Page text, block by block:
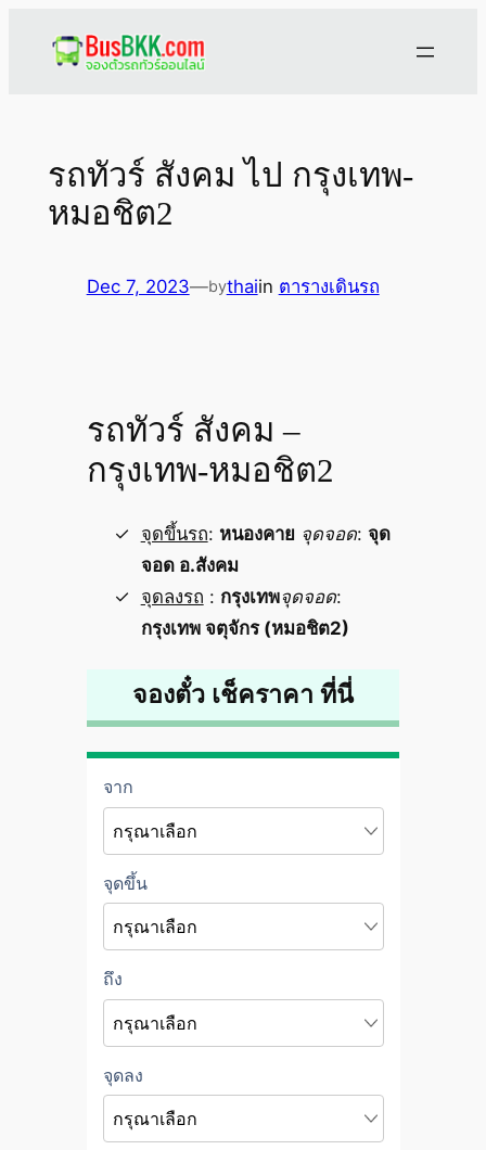
รถทัวร์ สังคม ไป กรุงเทพ-
หมอชิต2
Dec 7, 2023—bythaiin ตารางเดินรถ
รถทัวร์ สังคม –
กรุงเทพ-หมอชิต2
จุดขึ้นรถ: หนองคาย จุดจอด: จุด
จอด อ.สังคม
จุดลงรถ : กรุงเทพจุดจอด:
กรุงเทพ จตุจักร (หมอชิต2)
จองตั๋ว เช็คราคา ที่นี่